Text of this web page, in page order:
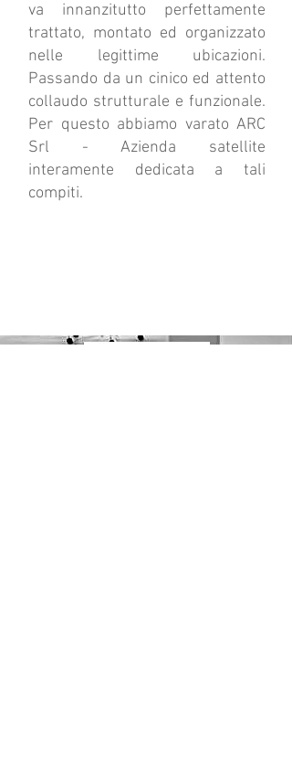
va innanzitutto perfettamente
trattato, montato ed organizzato
nelle legittime ubicazioni.
Passando da un cinico ed attento
collaudo strutturale e funzionale.
Per questo abbiamo varato ARC
Srl - Azienda satellite
interamente dedicata a tali
compiti.